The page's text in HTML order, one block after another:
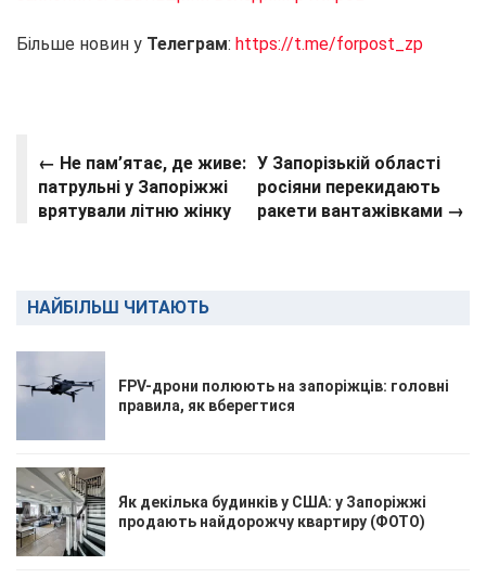
Більше новин у Телеграм: https://t.me/forpost_zp
← Не пам’ятає, де живе:
патрульні у Запоріжжі
врятували літню жінку
У Запорізькій області
росіяни перекидають
ракети вантажівками →
НАЙБІЛЬШ ЧИТАЮТЬ
FPV-дрони полюють на запоріжців: головні
правила, як вберегтися
Як декілька будинків у США: у Запоріжжі
продають найдорожчу квартиру (ФОТО)